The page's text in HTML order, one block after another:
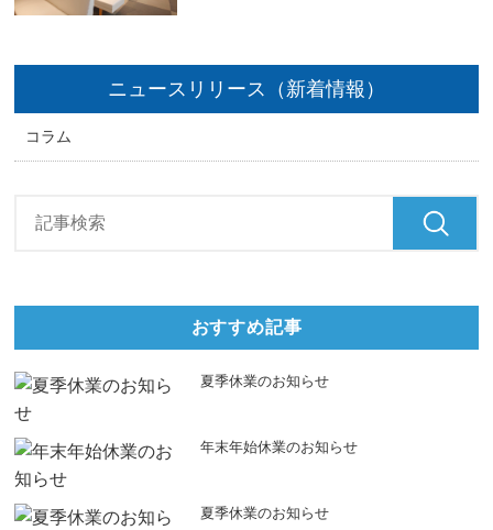
ニュースリリース（新着情報）
コラム
おすすめ記事
夏季休業のお知らせ
年末年始休業のお知らせ
夏季休業のお知らせ